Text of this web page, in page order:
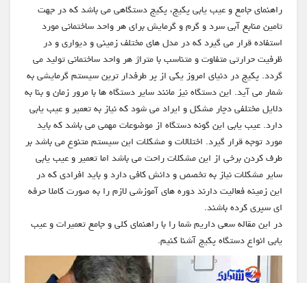
راهنمای جامع و عیب یابی پکیج، پکیج دستگاهی می باشد که در جهت
تامین منابع آبی سرد و گرم و گرمایش برای هر واحد ساختمانی مورد
استفاده قرار می گیرد که در مدل های مختلف زمینی و دیواری و در
ظرفیت حرارتی متفاوت و متناسب با متراژ هر واحد ساختمانی تولید می
گردد. پکیج در دنیای امروز یکی از پر طرفدار ترین سیستم گرمایشی به
شمار می آید. این دستگاه نیز مانند سایر دستگاه ها با مرور زمان و بنا به
دلایل مختلفی دچار مشکل و ایراد می شود که نیاز به تعمیر و عیب یابی
دارد. عیب یابی این گونه دستگاه از موضوعات مهمی می باشد که باید
مورد توجه قرار گیرد. اختلالات و مشکلات این سیستم متنوع می باشد بر
طرف کردن برخی از این مشکلات راحت می باشد اما تعمیر و عیب یابی
سایر مشکلات نیاز به تخصص و دانش کافی دارد و باید افرادی که در
این زمینه فعالیت دارند دوره های آموزشی لازم را به صورت کاملا حرفه
ای سپری کرده باشند.
در این مقاله سعی داریم شما را با راهنمای کلی و جامع تعمیرات و عیب
یابی انواع دستگاه پکیج آشنا کنیم.